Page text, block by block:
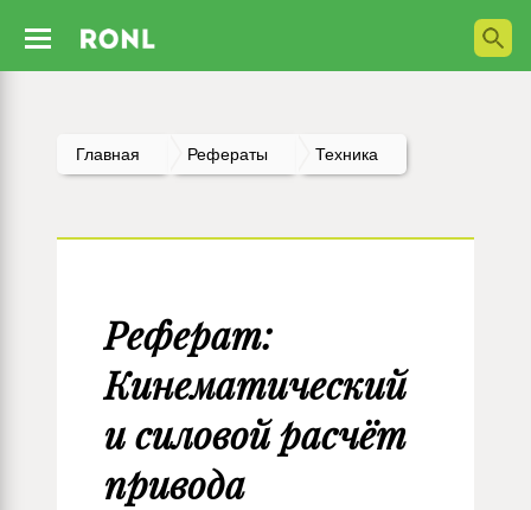
Главная Рефераты Техника
Реферат:
Кинематический
и силовой расчёт
привода